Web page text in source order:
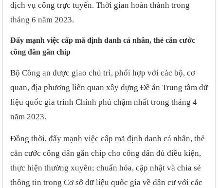
dịch vụ công trực tuyến. Thời gian hoàn thành trong
tháng 6 năm 2023.
Đẩy mạnh việc cấp mã định danh cá nhân, thẻ căn cước
công dân gắn chip
Bộ Công an được giao chủ trì, phối hợp với các bộ, cơ
quan, địa phương liên quan xây dựng Đề án Trung tâm dữ
liệu quốc gia trình Chính phủ chậm nhất trong tháng 4
năm 2023.
Đồng thời, đẩy mạnh việc cấp mã định danh cá nhân, thẻ
căn cước công dân gắn chip cho công dân đủ điều kiện,
thực hiện thường xuyên; chuẩn hóa, cập nhật và chia sẻ
thông tin trong Cơ sở dữ liệu quốc gia về dân cư với các